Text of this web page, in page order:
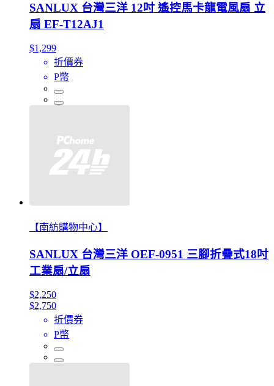
SANLUX 台灣三洋 12吋 遙控馬卡龍電風扇 立
扇 EF-T12AJ1
$1,299
折價券
P幣
【南紡購物中心】
SANLUX 台灣三洋 OEF-0951 三腳折疊式18吋
工業扇/立扇
$2,250
$2,750
折價券
P幣